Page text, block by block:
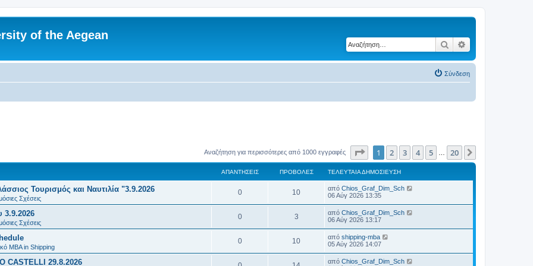
of the Aegean
Αναζήτηση
Σύνδεση
Αναζήτηση για περισσότερες από 1000 εγγραφές Σελίδα1 από 20
1 2 3 4 5 20
ΑΠΑΝΤΉΣΕΙΣ ΠΡΟΒΟΛΈΣ ΤΕΛΕΥΤΑΊΑ ΔΗΜΟΣΊΕΥΣΗ
Τουρισμός και Ναυτιλία "3.9.2026
Σχέσεις
0Α
π
ν
τ
10Π
ρ
ο
Τ
ε
υ
τ
α
ί
α
δ
η
από Chios_Graf_Dim_Sch
06 Αύγ 2026 13:35
3.9.2026
Σχέσεις
0Α
π
ν
3Π
ρ
β
Τ
ε
υ
τ
α
ί
από Chios_Graf_Dim_Sch
06 Αύγ 2026 13:17
MBA in Shipping
0Α
π
10Π
ρ
Τ
ε
υ
από shipping-mba
05 Αύγ 2026 14:07
29.8.2026
Τ
από Chios_Graf_Dim_Sch